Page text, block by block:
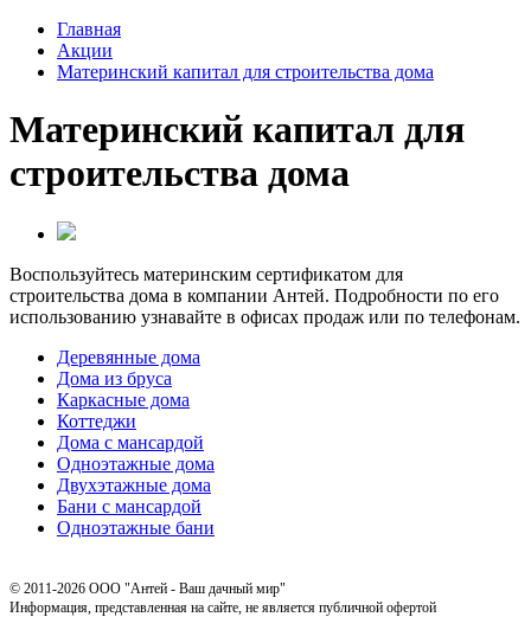
Главная
Акции
Материнский капитал для строительства дома
Материнский капитал для
строительства дома
Воспользуйтесь материнским сертификатом для
строительства дома в компании Антей. Подробности по его
использованию узнавайте в офисах продаж или по телефонам.
Деревянные дома
Дома из бруса
Каркасные дома
Коттеджи
Дома с мансардой
Одноэтажные дома
Двухэтажные дома
Бани с мансардой
Одноэтажные бани
© 2011-2026 ООО "Антей - Ваш дачный мир"
Информация, представленная на сайте, не является публичной офертой